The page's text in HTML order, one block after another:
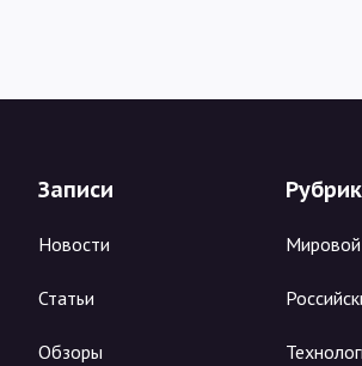
Записи
Новости
Статьи
Обзоры